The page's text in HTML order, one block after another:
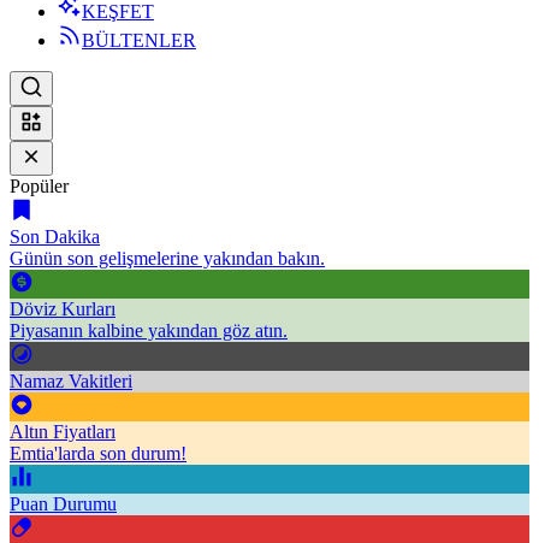
KEŞFET
BÜLTENLER
Popüler
Son Dakika
Günün son gelişmelerine yakından bakın.
Döviz Kurları
Piyasanın kalbine yakından göz atın.
Namaz Vakitleri
Altın Fiyatları
Emtia'larda son durum!
Puan Durumu